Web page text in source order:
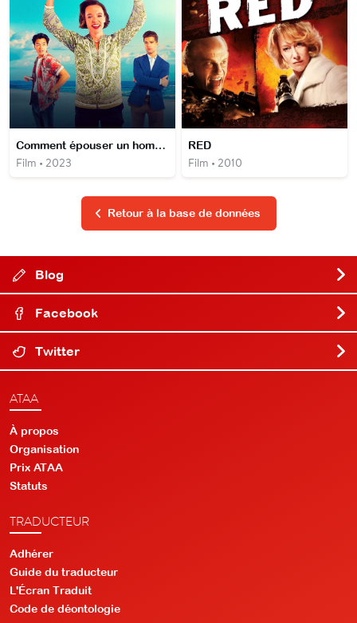
Comment épouser un homme riche ?
Film • 2023
RED
Film • 2010
Retour à la base de données
Blog
Facebook
Twitter
ATAA
À propos
Organisation
Prix ATAA
Statuts
TRADUCTEUR
Adhérer
Guide du traducteur
L'Écran Traduit
Code de déontologie